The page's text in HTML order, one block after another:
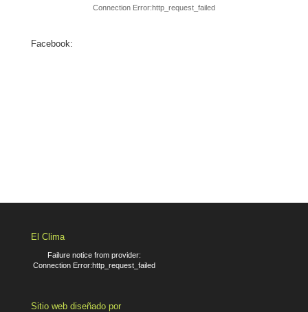
Connection Error:http_request_failed
Facebook:
El Clima
Failure notice from provider:
Connection Error:http_request_failed
Sitio web diseñado por